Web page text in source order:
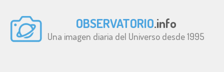
OBSERVATORIO.info
Una imagen diaria del Universo desde 1995